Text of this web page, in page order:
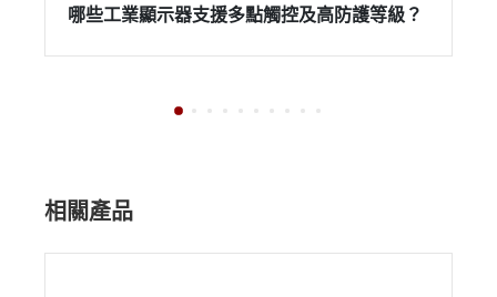
哪些工業顯示器支援多點觸控及高防護等級？
相關產品